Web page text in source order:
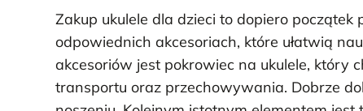
Zakup ukulele dla dzieci to dopiero
odpowiednich akcesoriach, które ułatwią
akcesoriów jest pokrowiec na ukulele, który
transportu oraz przechowywania. Dobrze